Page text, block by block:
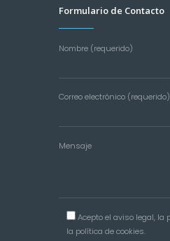
Formulario de Contacto
Nombre (requerido)
Correo electrónico (requerido)
Mensaje
Acepto elaviso legal, la
la política de cookies.